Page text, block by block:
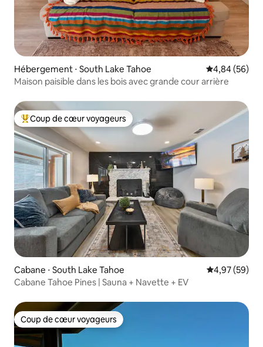
Hébergement ⋅ South Lake Tahoe Évaluation
4,84 (56)
Maison paisible dans les bois avec grande cour arrière
Coups de cœur voyageurs les plus appréciés
Coup de cœur voyageurs
Cabane ⋅ South Lake Tahoe Évaluation
4,97 (59)
Cabane Tahoe Pines | Sauna + Navette + EV
Coup de cœur voyageurs
Coup de cœur voyageurs